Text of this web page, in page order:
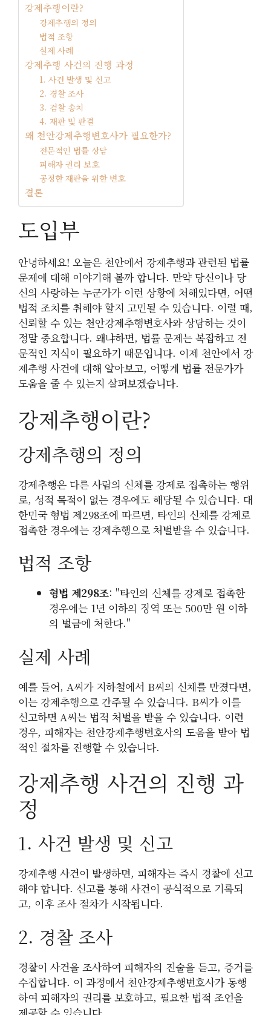
강제추행이란?
강제추행의 정의
법적 조항
실제 사례
강제추행 사건의 진행 과정
1. 사건 발생 및 신고
2. 경찰 조사
3. 검찰 송치
4. 재판 및 판결
왜 천안강제추행변호사가 필요한가?
전문적인 법률 상담
피해자 권리 보호
공정한 재판을 위한 변호
결론
도입부
안녕하세요! 오늘은 천안에서 강제추행과 관련된 법률
문제에 대해 이야기해 볼까 합니다. 만약 당신이나 당
신의 사랑하는 누군가가 이런 상황에 처해있다면, 어떤
법적 조치를 취해야 할지 고민될 수 있습니다. 이럴 때,
신뢰할 수 있는 천안강제추행변호사와 상담하는 것이
정말 중요합니다. 왜냐하면, 법률 문제는 복잡하고 전
문적인 지식이 필요하기 때문입니다. 이제 천안에서 강
제추행 사건에 대해 알아보고, 어떻게 법률 전문가가
도움을 줄 수 있는지 살펴보겠습니다.
강제추행이란?
강제추행의 정의
강제추행은 다른 사람의 신체를 강제로 접촉하는 행위
로, 성적 목적이 없는 경우에도 해당될 수 있습니다. 대
한민국 형법 제298조에 따르면, 타인의 신체를 강제로
접촉한 경우에는 강제추행으로 처벌받을 수 있습니다.
법적 조항
형법 제298조: "타인의 신체를 강제로 접촉한
경우에는 1년 이하의 징역 또는 500만 원 이하
의 벌금에 처한다."
실제 사례
예를 들어, A씨가 지하철에서 B씨의 신체를 만졌다면,
이는 강제추행으로 간주될 수 있습니다. B씨가 이를
신고하면 A씨는 법적 처벌을 받을 수 있습니다. 이런
경우, 피해자는 천안강제추행변호사의 도움을 받아 법
적인 절차를 진행할 수 있습니다.
강제추행 사건의 진행 과
정
1. 사건 발생 및 신고
강제추행 사건이 발생하면, 피해자는 즉시 경찰에 신고
해야 합니다. 신고를 통해 사건이 공식적으로 기록되
고, 이후 조사 절차가 시작됩니다.
2. 경찰 조사
경찰이 사건을 조사하여 피해자의 진술을 듣고, 증거를
수집합니다. 이 과정에서 천안강제추행변호사가 동행
하여 피해자의 권리를 보호하고, 필요한 법적 조언을